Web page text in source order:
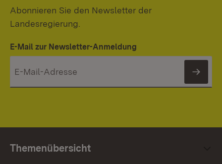
Abonnieren Sie den Newsletter der
Landesregierung.
E-Mail zur Newsletter-Anmeldung
Themenübersicht